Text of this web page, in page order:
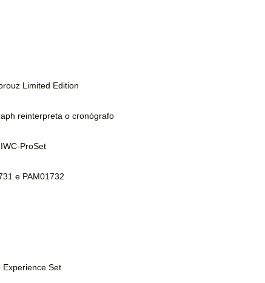
Limited Edition
reinterpreta o cronógrafo
ProSet
e PAM01732
Experience Set